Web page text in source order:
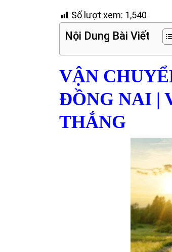
Số lượt xem: 1,540
Nội Dung Bài Viết
VẬN
ĐỒNG NAI |
THẮNG